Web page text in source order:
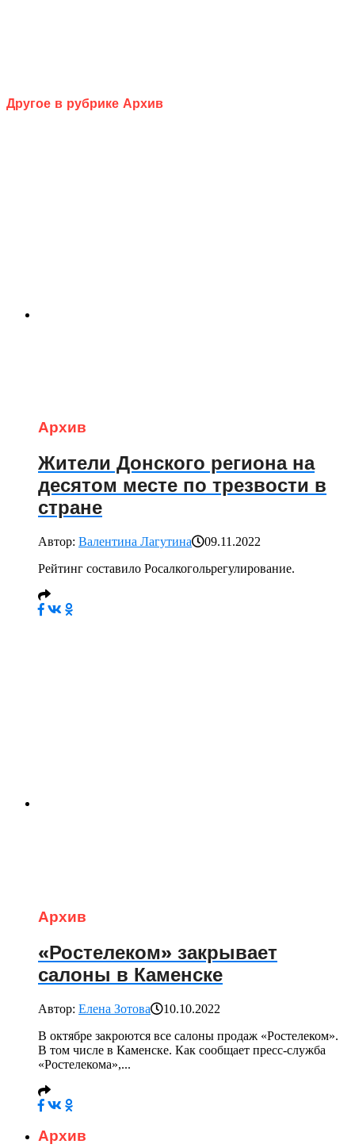
Другое в рубрике Архив
Архив
Жители Донского региона на
десятом месте по трезвости в
стране
Автор: Валентина Лагутина
09.11.2022
Рейтинг составило Росалкогольрегулирование.
Архив
«Ростелеком» закрывает
салоны в Каменске
Автор: Елена Зотова
10.10.2022
В октябре закроются все салоны продаж «Ростелеком».
В том числе в Каменске. Как сообщает пресс-служба
«Ростелекома»,...
Архив